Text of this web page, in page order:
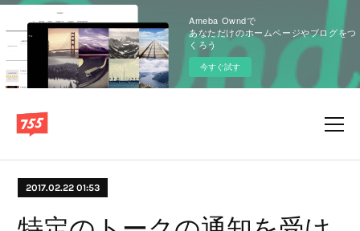
Ameba Owndで
あなただけのホームページやブログをつ
くろう
今すぐ試す
2017.02.22 01:53